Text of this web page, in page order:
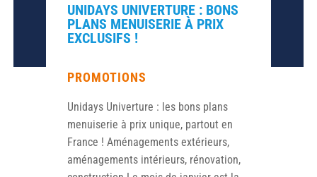
UNIDAYS UNIVERTURE : BONS
PLANS MENUISERIE À PRIX
EXCLUSIFS !
PROMOTIONS
Unidays Univerture : les bons plans
menuiserie à prix unique, partout en
France ! Aménagements extérieurs,
aménagements intérieurs, rénovation,